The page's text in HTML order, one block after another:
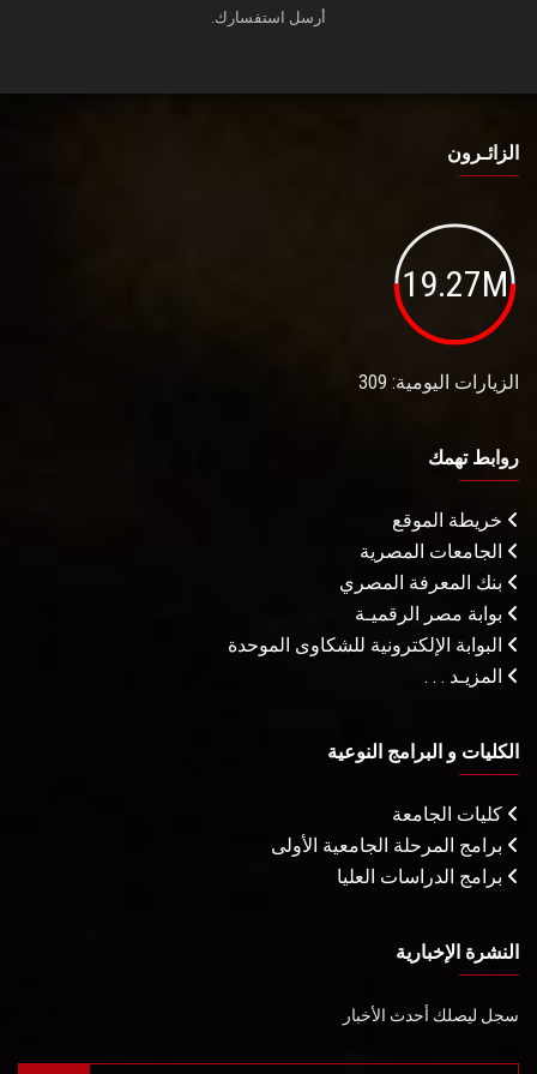
أرسل استفسارك.
الزائـرون
19.27M
الزيارات اليومية: 309
روابط تهمك
خريطة الموقع
الجامعات المصرية
بنك المعرفة المصري
بوابة مصر الرقميـة
البوابة الإلكترونية للشكاوى الموحدة
المزيـد . . .
الكليات و البرامج النوعية
كليات الجامعة
برامج المرحلة الجامعية الأولى
برامج الدراسات العليا
النشرة الإخبارية
سجل ليصلك أحدث الأخبار